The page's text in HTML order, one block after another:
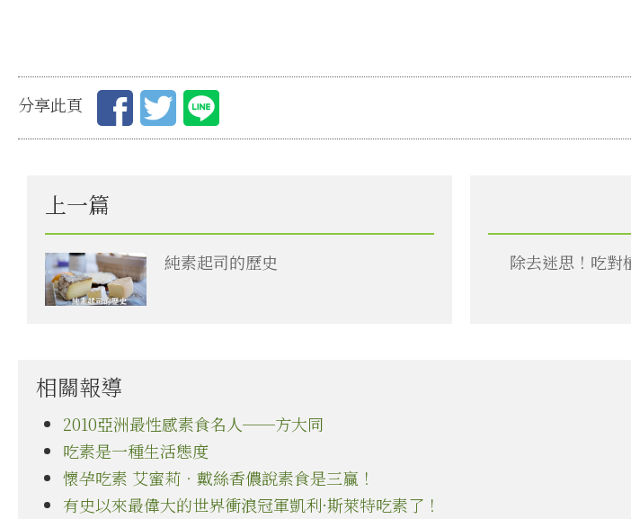
分享此頁
上一篇
純素起司的歷史
除去迷思！吃對
相關報導
2010亞洲最性感素食名人──方大同
吃素是一種生活態度
懷孕吃素 艾蜜莉‧戴絲香儂說素食是三贏！
有史以來最偉大的世界衝浪冠軍凱利·斯萊特吃素了！